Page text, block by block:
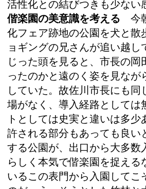
活性化との結びつきも少ない
偕楽園の美意識を考える 今
化フェア跡地の公園を犬と散
ョギングの兄さんが追い越
じった頭を見ると、市長の
ったのかと遠のく姿を見な
していた。故佐川市長にも
場がなく、導入経路としては
トとしては史実と違いは多
許される部分もあっても良
する公園が、出口から大多数
らしく本気で偕楽園を捉え
いるこの表門から入園して